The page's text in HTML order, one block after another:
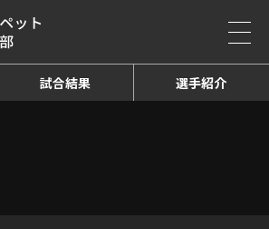
試合結果 選手紹介
HOME お知らせ詳細